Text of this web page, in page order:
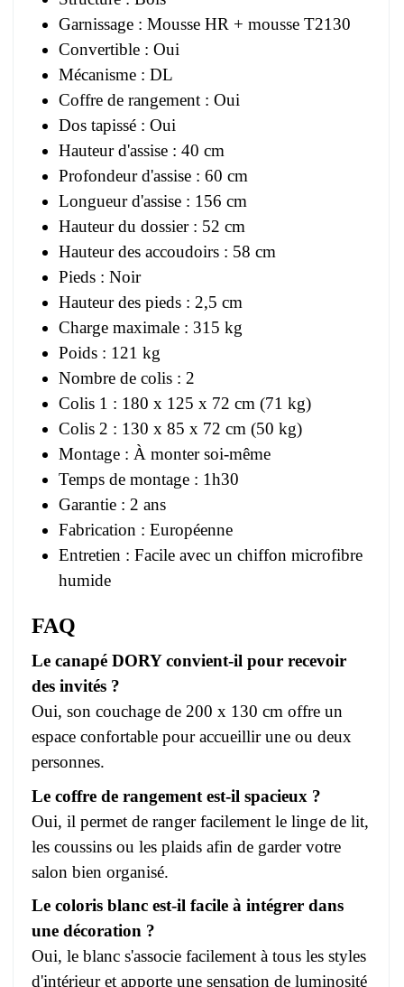
Garnissage : Mousse HR + mousse T2130
Convertible : Oui
Mécanisme : DL
Coffre de rangement : Oui
Dos tapissé : Oui
Hauteur d'assise : 40 cm
Profondeur d'assise : 60 cm
Longueur d'assise : 156 cm
Hauteur du dossier : 52 cm
Hauteur des accoudoirs : 58 cm
Pieds : Noir
Hauteur des pieds : 2,5 cm
Charge maximale : 315 kg
Poids : 121 kg
Nombre de colis : 2
Colis 1 : 180 x 125 x 72 cm (71 kg)
Colis 2 : 130 x 85 x 72 cm (50 kg)
Montage : À monter soi-même
Temps de montage : 1h30
Garantie : 2 ans
Fabrication : Européenne
Entretien : Facile avec un chiffon microfibre
humide
FAQ
Le canapé DORY convient-il pour recevoir
des invités ?
Oui, son couchage de 200 x 130 cm offre un
espace confortable pour accueillir une ou deux
personnes.
Le coffre de rangement est-il spacieux ?
Oui, il permet de ranger facilement le linge de lit,
les coussins ou les plaids afin de garder votre
salon bien organisé.
Le coloris blanc est-il facile à intégrer dans
une décoration ?
Oui, le blanc s'associe facilement à tous les styles
d'intérieur et apporte une sensation de luminosité